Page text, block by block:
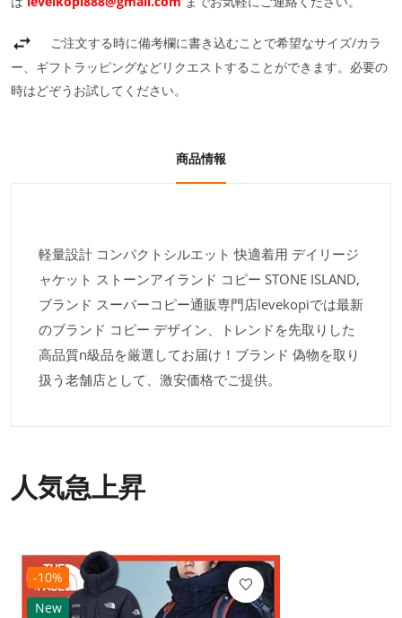
ご注文する時に備考欄に書き込むことで希望なサイズ/カラ
ー、ギフトラッピングなどリクエストすることができます。必要の
時はどぞうお試してください。
商品情報
軽量設計 コンパクトシルエット 快適着用 デイリージ
ャケット ストーンアイランド コピー STONE ISLAND,
ブランド スーパーコピー通販専門店levekopiでは最新
のブランド コピー デザイン、トレンドを先取りした
高品質n級品を厳選してお届け！ブランド 偽物を取り
扱う老舗店として、激安価格でご提供。
人気急上昇
-10%
New